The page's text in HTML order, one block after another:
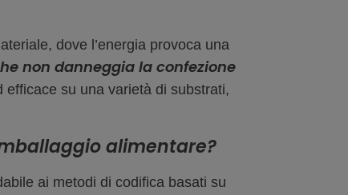
dove l’energia provoca una
non danneggia la confezione
su una varietà di substrati,
alimentare?
ai metodi di codifica basati su